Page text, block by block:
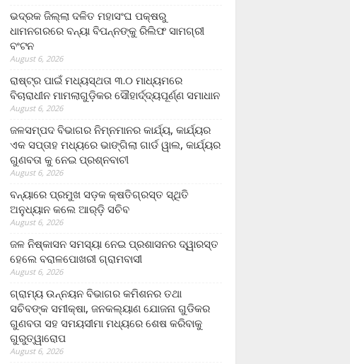
ଭଦ୍ରକ ଜିଲ୍ଲା ଦଳିତ ମହାସଂଘ ପକ୍ଷରୁ
ଧାମନଗରରେ ବନ୍ୟା ବିପନ୍ନଙ୍କୁ ରିଲିଫ ସାମଗ୍ରୀ
ବଂଟନ
August 6, 2026
ରାଷ୍ଟ୍ର ପାଇଁ ମଧ୍ୟସ୍ଥତା ୩.୦ ମାଧ୍ୟମରେ
ବିଚାରାଧୀନ ମାମଲାଗୁଡ଼ିକର ସୌହାର୍ଦ୍ଦ୍ୟପୂର୍ଣ୍ଣ ସମାଧାନ
August 6, 2026
ଜଳସମ୍ପଦ ବିଭାଗର ନିମ୍ନମାନର କାର୍ଯ୍ୟ, କାର୍ଯ୍ୟର
ଏକ ସପ୍ତାହ ମଧ୍ୟରେ ଭାଙ୍ଗିଲା ଗାର୍ଡ ୱାଲ, କାର୍ଯ୍ୟର
ଗୁଣବତା କୁ ନେଇ ପ୍ରଶ୍ନବାଚୀ
August 6, 2026
ବନ୍ୟାରେ ପ୍ରମୁଖ ସଡ଼କ କ୍ଷତିଗ୍ରସ୍ତ ସ୍ଥିତି
ଅନୁଧ୍ୟାନ କଲେ ଆର୍‌ଡ଼ି ସଚିବ
August 6, 2026
ଜଳ ନିଷ୍କାସନ ସମସ୍ୟା ନେଇ ପ୍ରଶାସନର ଦ୍ୱାରସ୍ତ
ହେଲେ ବରାଳପୋଖରୀ ଗ୍ରାମବାସୀ
August 6, 2026
ଗ୍ରାମ୍ୟ ଉନ୍ନୟନ ବିଭାଗର କମିଶନର ତଥା
ସଚିବଙ୍କ ସମୀକ୍ଷା, ଜନକଲ୍ୟାଣ ଯୋଜନା ଗୁଡିକର
ଗୁଣବତା ସହ ସମୟସୀମା ମଧ୍ୟରେ ଶେଷ କରିବାକୁ
ଗୁରୁତ୍ୱାରୋପ
August 6, 2026